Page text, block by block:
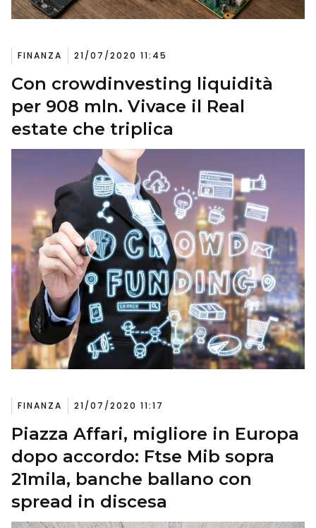
FINANZA 21/07/2020 11:45
Con crowdinvesting liquidità
per 908 mln. Vivace il Real
estate che triplica
FINANZA 21/07/2020 11:17
Piazza Affari, migliore in Europa
dopo accordo: Ftse Mib sopra
21mila, banche ballano con
spread in discesa